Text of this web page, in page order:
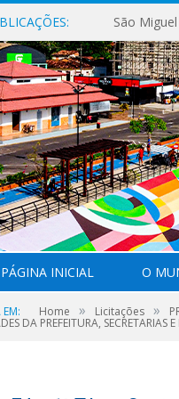
PÁGINA INICIAL O
EM: Home » Licitações »
DA PREFEITURA,